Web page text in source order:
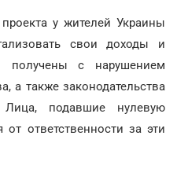
у жителей Украины
свои доходы и
получены с нарушением
а также законодательства
Лица, подавшие нулевую
ответственности за эти